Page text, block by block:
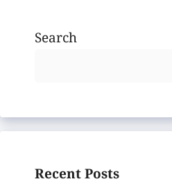
Search
Recent Posts